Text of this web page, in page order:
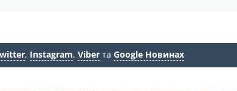
, Instagram, Viber та Google Новинах